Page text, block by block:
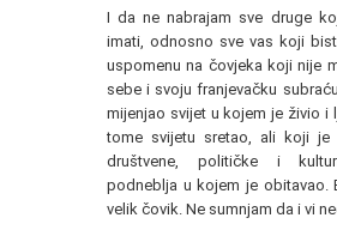
I da ne nabrajam sve druge
imati, odnosno sve vas koji
uspomenu na čovjeka koji nije
sebe i svoju franjevačku
mijenjao svijet u kojem je živio i
tome svijetu sretao, ali koji je
društvene, političke i
podneblja u kojem je obitavao.
velik čovik. Ne sumnjam da i vi